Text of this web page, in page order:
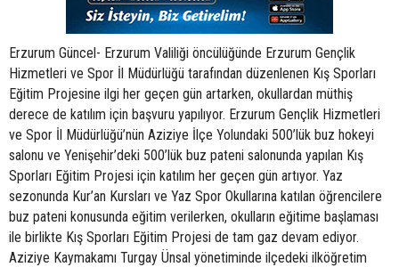
Erzurum Güncel- Erzurum Valiliği öncülüğünde Erzurum Gençlik
Hizmetleri ve Spor İl Müdürlüğü tarafından düzenlenen Kış Sporları
Eğitim Projesine ilgi her geçen gün artarken, okullardan müthiş
derece de katılım için başvuru yapılıyor. Erzurum Gençlik Hizmetleri
ve Spor İl Müdürlüğü’nün Aziziye İlçe Yolundaki 500’lük buz hokeyi
salonu ve Yenişehir’deki 500’lük buz pateni salonunda yapılan Kış
Sporları Eğitim Projesi için katılım her geçen gün artıyor. Yaz
sezonunda Kur’an Kursları ve Yaz Spor Okullarına katılan öğrencilere
buz pateni konusunda eğitim verilerken, okulların eğitime başlaması
ile birlikte Kış Sporları Eğitim Projesi de tam gaz devam ediyor.
Aziziye Kaymakamı Turgay Ünsal yönetiminde ilçedeki ilköğretim